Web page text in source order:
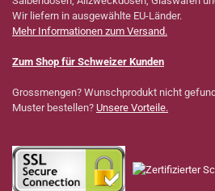
Wir liefern in ausgewählte EU-Länder.
Mehr Informationen zum Versand.
Zum Shop für Schweizer Kunden
Grossmengen? Wunschprodukt nicht
Muster bestellen? Unsere Vorteile.